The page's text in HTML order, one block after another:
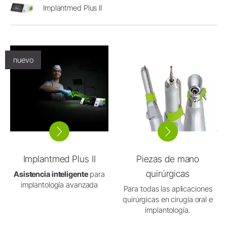
Implantmed Plus II
nuevo
Implantmed Plus II
Asistencia inteligentepara
implantología avanzada
Piezas de mano
quirúrgicas
Para todas las aplicaciones
quirúrgicas en cirugía oral e
implantología.